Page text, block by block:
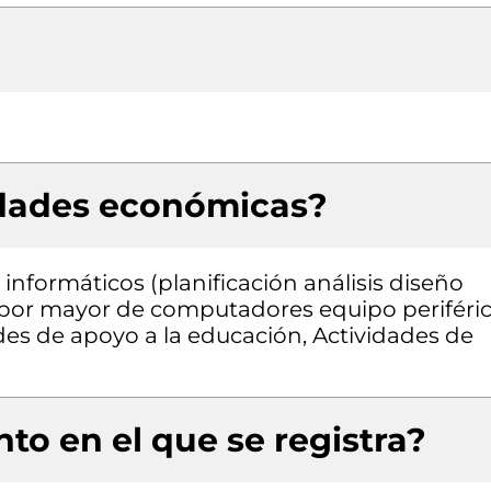
económicas?
(planificación análisis diseño
mayor de computadores equipo
de apoyo a la educación, Actividades de
en el que se registra?